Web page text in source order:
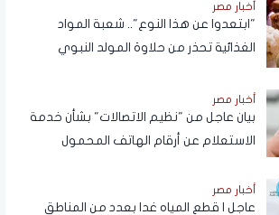
أخبار مصر
"ابتعدوا عن هذا النوع".. شعبة المواد
الغذائية تحذر من حلاوة المولد النبوي
أخبار مصر
بيان عاجل من "نظيم الاتصالات" بشأن خدمة
الاستعلام عن أرقام الهاتف المحمول
NTRA
أخبار مصر
عاجل | قطع المياه غدا بعدد من المناطق